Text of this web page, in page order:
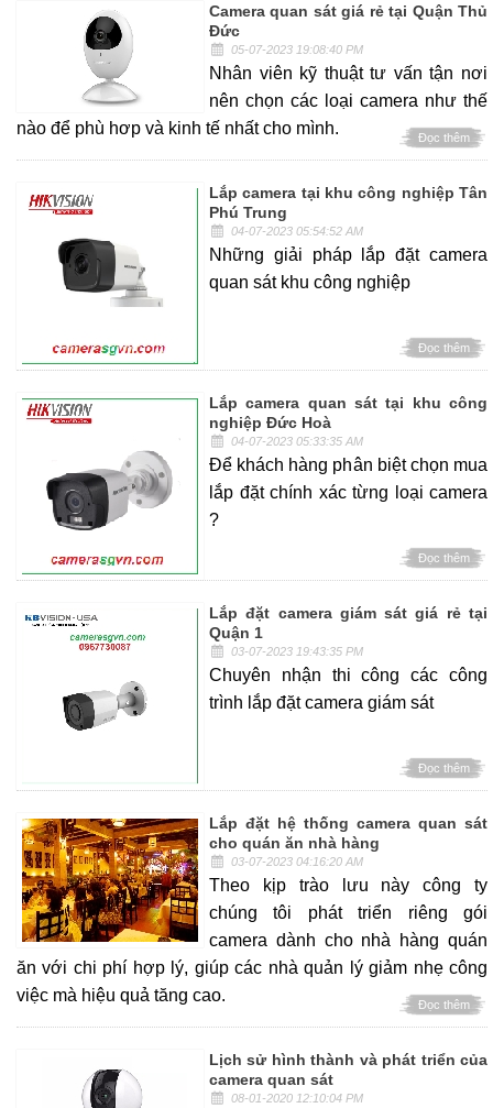
Camera quan sát giá rẻ tại Quận Thủ
Đức
05-07-2023 19:08:40 PM
Nhân viên kỹ thuật tư vấn tận nơi
nên chọn các loại camera như thế
nào để phù hơp và kinh tế nhất cho mình.
Đọc thêm
Lắp camera tại khu công nghiệp Tân
Phú Trung
04-07-2023 05:54:52 AM
Những giải pháp lắp đặt camera
quan sát khu công nghiệp
Đọc thêm
Lắp camera quan sát tại khu công
nghiệp Đức Hoà
04-07-2023 05:33:35 AM
Để khách hàng phân biệt chọn mua
lắp đặt chính xác từng loại camera
?
Đọc thêm
Lắp đặt camera giám sát giá rẻ tại
Quận 1
03-07-2023 19:43:35 PM
Chuyên nhận thi công các công
trình lắp đặt camera giám sát
Đọc thêm
Lắp đặt hệ thống camera quan sát
cho quán ăn nhà hàng
03-07-2023 04:16:20 AM
Theo kịp trào lưu này công ty
chúng tôi phát triển riêng gói
camera dành cho nhà hàng quán
ăn với chi phí hợp lý, giúp các nhà quản lý giảm nhẹ công
việc mà hiệu quả tăng cao.
Đọc thêm
Lịch sử hình thành và phát triển của
camera quan sát
08-01-2020 12:10:04 PM